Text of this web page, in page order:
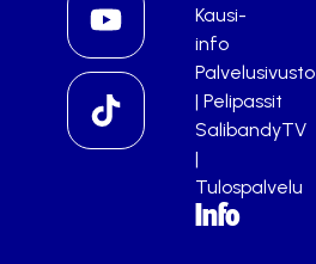
Kausi-
info
Palvelusivusto
| Pelipassit
SalibandyTV
|
Tulospalvelu
Info